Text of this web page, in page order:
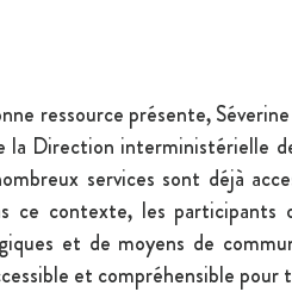
ressource présente,
Direction interministérielle
services sont déjà
ce contexte, les participants
et de moyens de
et compréhensible